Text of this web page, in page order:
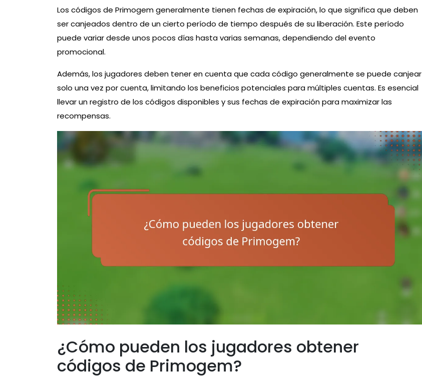
Los códigos de Primogem generalmente tienen fechas de expiración, lo que significa que deben
ser canjeados dentro de un cierto período de tiempo después de su liberación. Este período
puede variar desde unos pocos días hasta varias semanas, dependiendo del evento
promocional.
Además, los jugadores deben tener en cuenta que cada código generalmente se puede canjear
solo una vez por cuenta, limitando los beneficios potenciales para múltiples cuentas. Es esencial
llevar un registro de los códigos disponibles y sus fechas de expiración para maximizar las
recompensas.
¿Cómo pueden los jugadores obtener
códigos de Primogem?